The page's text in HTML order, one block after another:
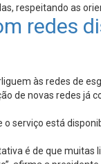
respeitando as
redes
às redes de
de novas redes
serviço está
é de que